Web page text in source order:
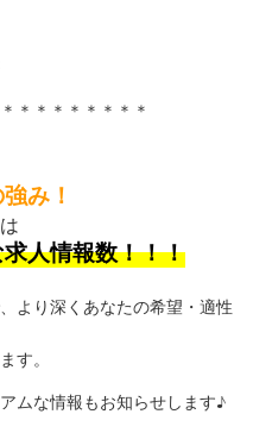
＊＊＊＊＊＊＊＊
み！
人情報数！！！
より深くあなたの希望・適性
す。
ムな情報もお知らせします♪